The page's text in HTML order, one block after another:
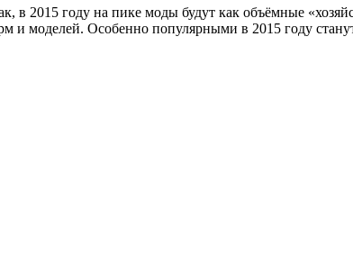
в 2015 году на пике моды будут как объёмные
и моделей. Особенно популярными в 2015 году